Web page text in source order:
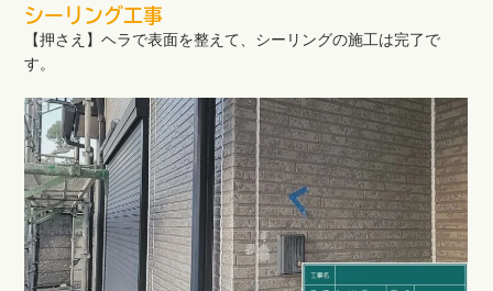
シーリング工事
【押さえ】ヘラで表面を整えて、シーリングの施工は完了で
す。